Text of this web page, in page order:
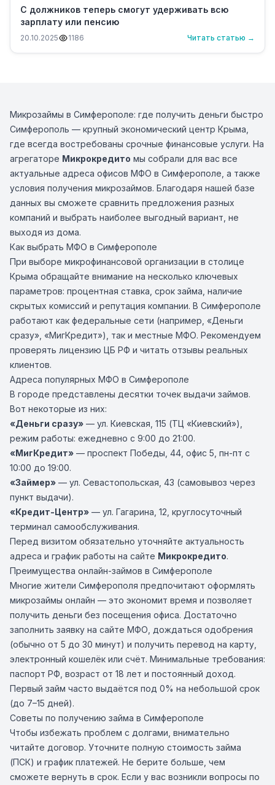
С должников теперь смогут удерживать всю
зарплату или пенсию
20.10.2025 1186 Читать статью →
Микрозаймы в Симферополе: где получить деньги быстро
Симферополь — крупный экономический центр Крыма,
где всегда востребованы срочные финансовые услуги. На
агрегаторе Микрокредито мы собрали для вас все
актуальные адреса офисов МФО в Симферополе, а также
условия получения микрозаймов. Благодаря нашей базе
данных вы сможете сравнить предложения разных
компаний и выбрать наиболее выгодный вариант, не
выходя из дома.
Как выбрать МФО в Симферополе
При выборе микрофинансовой организации в столице
Крыма обращайте внимание на несколько ключевых
параметров: процентная ставка, срок займа, наличие
скрытых комиссий и репутация компании. В Симферополе
работают как федеральные сети (например, «Деньги
сразу», «МигКредит»), так и местные МФО. Рекомендуем
проверять лицензию ЦБ РФ и читать отзывы реальных
клиентов.
Адреса популярных МФО в Симферополе
В городе представлены десятки точек выдачи займов.
Вот некоторые из них:
«Деньги сразу» — ул. Киевская, 115 (ТЦ «Киевский»),
режим работы: ежедневно с 9:00 до 21:00.
«МигКредит» — проспект Победы, 44, офис 5, пн-пт с
10:00 до 19:00.
«Займер» — ул. Севастопольская, 43 (самовывоз через
пункт выдачи).
«Кредит-Центр» — ул. Гагарина, 12, круглосуточный
терминал самообслуживания.
Перед визитом обязательно уточняйте актуальность
адреса и график работы на сайте Микрокредито.
Преимущества онлайн-займов в Симферополе
Многие жители Симферополя предпочитают оформлять
микрозаймы онлайн — это экономит время и позволяет
получить деньги без посещения офиса. Достаточно
заполнить заявку на сайте МФО, дождаться одобрения
(обычно от 5 до 30 минут) и получить перевод на карту,
электронный кошелёк или счёт. Минимальные требования:
паспорт РФ, возраст от 18 лет и постоянный доход.
Первый займ часто выдаётся под 0% на небольшой срок
(до 7–15 дней).
Советы по получению займа в Симферополе
Чтобы избежать проблем с долгами, внимательно
читайте договор. Уточните полную стоимость займа
(ПСК) и график платежей. Не берите больше, чем
сможете вернуть в срок. Если у вас возникли вопросы по